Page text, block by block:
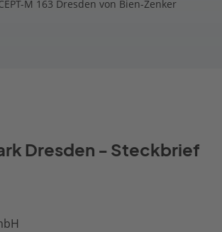
M 163 Dresden von Bien-Zenker
Dresden - Steckbrief